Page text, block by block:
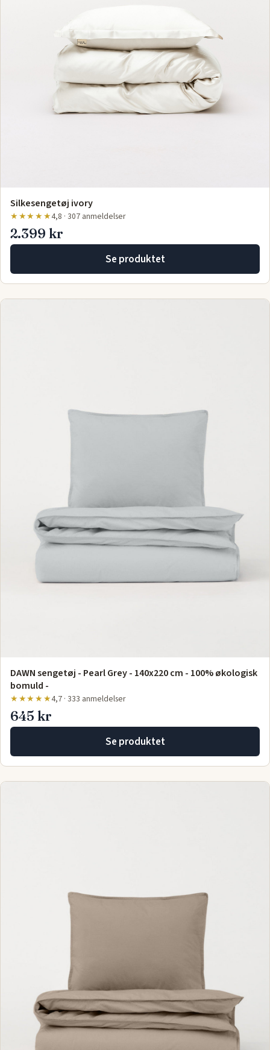
Silkesengetøj ivory
★★★★★4,8 · 307 anmeldelser
2.399 kr
Se produktet
DAWN sengetøj - Pearl Grey - 140x220 cm - 100% økologisk
bomuld -
★★★★★4,7 · 333 anmeldelser
645 kr
Se produktet